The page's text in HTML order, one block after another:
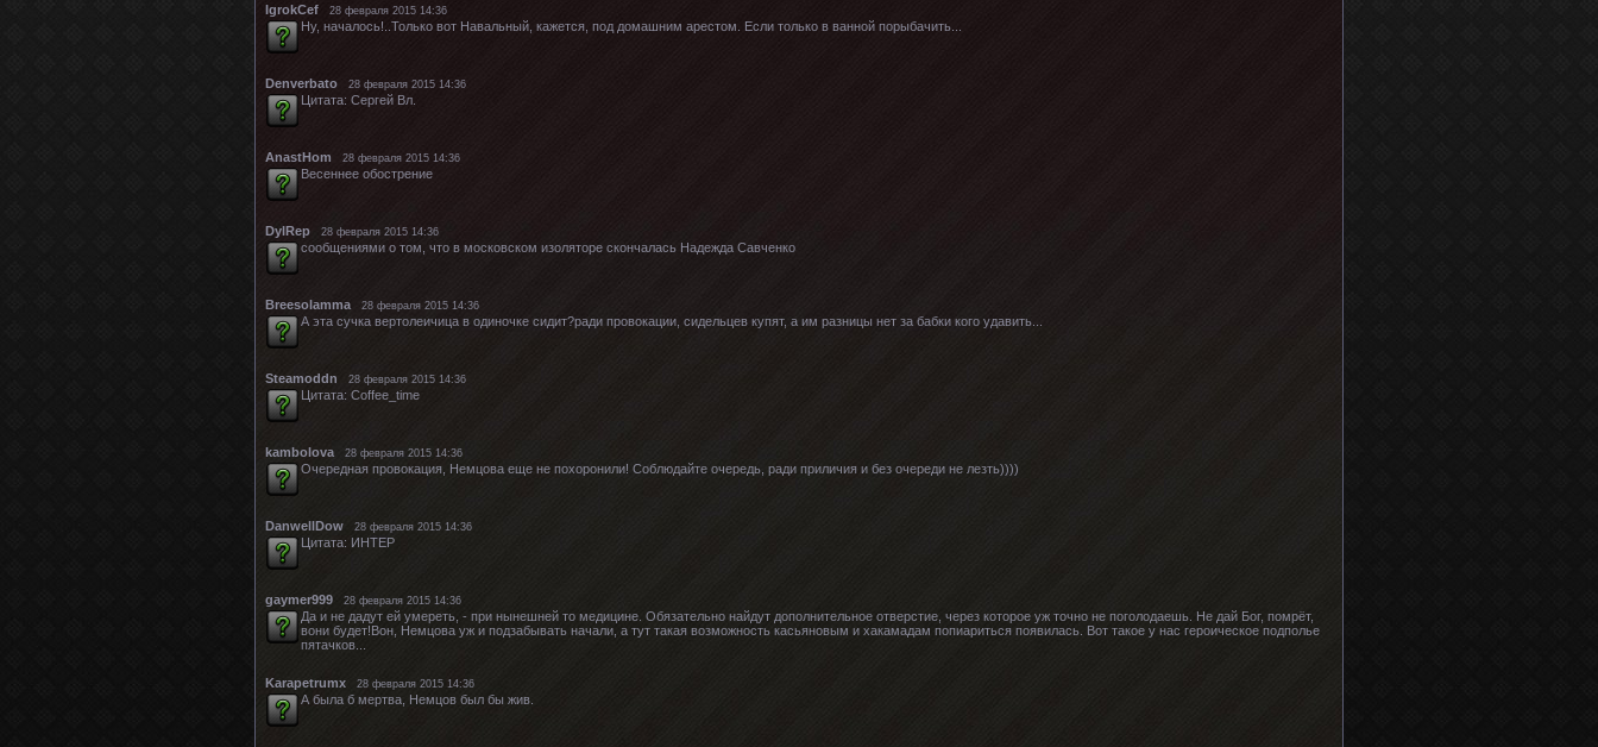
IgrokCef 28 февраля 2015 14:36
Ну, началось!..Только вот Навальный, кажется, под домашним арестом. Если только в ванной порыбачить...
Denverbato 28 февраля 2015 14:36
Цитата: Сергей Вл.
AnastHom 28 февраля 2015 14:36
Весеннее обострение
DylRep 28 февраля 2015 14:36
сообщениями о том, что в московском изоляторе скончалась Надежда Савченко
Breesolamma 28 февраля 2015 14:36
А эта сучка вертолеичица в одиночке сидит?ради провокации, сидельцев купят, а им разницы нет за бабки кого удавить...
Steamoddn 28 февраля 2015 14:36
Цитата: Coffee_time
kambolova 28 февраля 2015 14:36
Очередная провокация, Немцова еще не похоронили! Соблюдайте очередь, ради приличия и без очереди не лезть))))
DanwellDow 28 февраля 2015 14:36
Цитата: ИНТЕР
gaymer999 28 февраля 2015 14:36
Да и не дадут ей умереть, - при нынешней то медицине. Обязательно найдут дополнительное отверстие, через которое уж точно не поголодаешь. Не дай Бог, помрёт,
вони будет!Вон, Немцова уж и подзабывать начали, а тут такая возможность касьяновым и хакамадам попиариться появилась. Вот такое у нас героическое подполье
пятачков...
Karapetrumx 28 февраля 2015 14:36
А была б мертва, Немцов был бы жив.